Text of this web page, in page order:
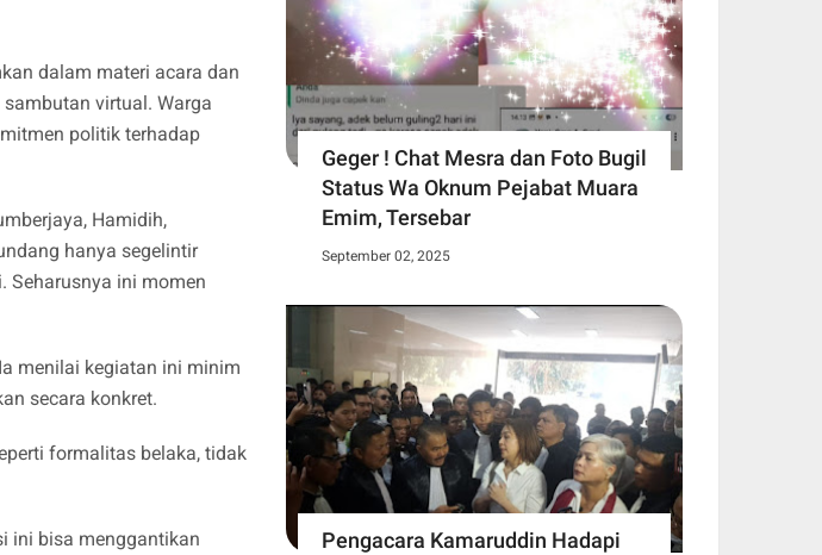
dalam materi acara dan
virtual. Warga
politik terhadap
Hamidih,
hanya segelintir
Seharusnya ini momen
menilai kegiatan ini minim
secara konkret.
formalitas belaka, tidak
ini bisa menggantikan
Geger ! Chat Mesra dan Foto Bugil
Status Wa Oknum Pejabat Muara
Emim, Tersebar
September 02, 2025
Pengacara Kamaruddin Hadapi